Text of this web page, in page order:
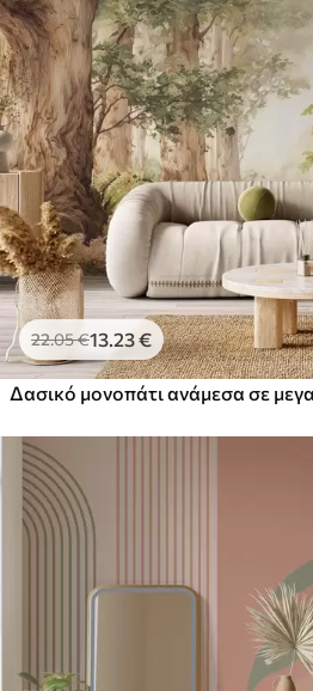
22.05€13 .23€